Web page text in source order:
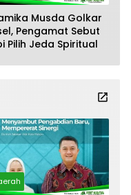
Musda Golkar
Pengamat Sebut
Pilih Jeda Spiritual